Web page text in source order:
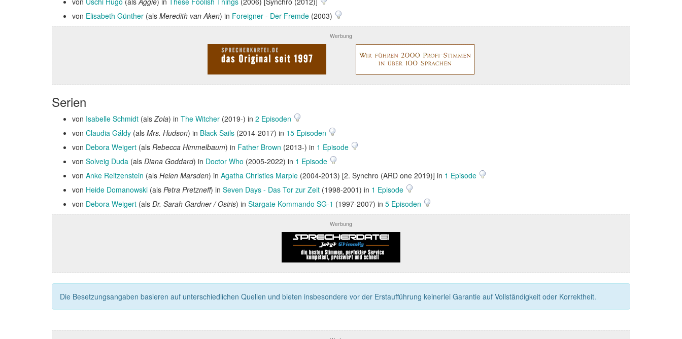
von Elisabeth Günther (als Meredith van Aken) in Foreigner - Der Fremde (2003)
Werbung
Serien
von Isabelle Schmidt (alsZola) in The Witcher (2019-) in 2 Episoden
von Claudia Gáldy (als Mrs. Hudson) in Black Sails (2014-2017) in 15 Episoden
von Debora Weigert (als Rebecca Himmelbaum) in Father Brown (2013-) in 1 Episode
von Solveig Duda (als Diana Goddard) in Doctor Who (2005-2022) in 1 Episode
von Anke Reitzenstein (als Helen Marsden) in Agatha Christies Marple (2004-2013) [2. Synchro (ARD one 2019)] in 1 Episode
von Heide Domanowski (als Petra Pretzneff) in Seven Days - Das Tor zur Zeit (1998-2001) in 1 Episode
von Debora Weigert (als Dr. Sarah Gardner / Osiris) in Stargate Kommando SG-1 (1997-2007) in 5 Episoden
Werbung
Die Besetzungsangaben basieren auf unterschiedlichen Quellen und bieten insbesondere vor der Erstaufführung keinerlei Garantie auf Vollständigkeit oder Korrektheit.